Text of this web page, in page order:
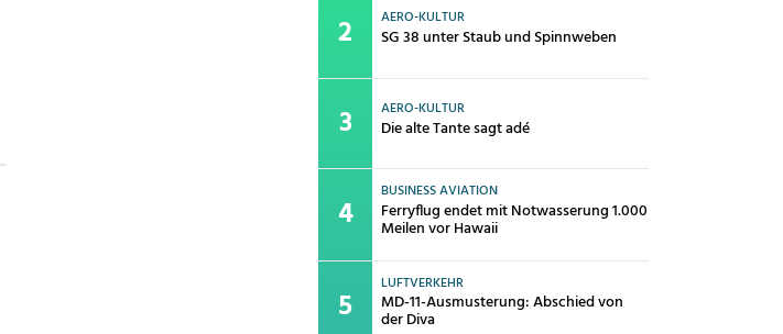
AERO-KULTUR
SG 38 unter Staub und Spinnweben
AERO-KULTUR
Die alte Tante sagt adé
BUSINESS AVIATION
Ferryflug endet mit Notwasserung 1.000
Meilen vor Hawaii
LUFTVERKEHR
MD-11-Ausmusterung: Abschied von
der Diva